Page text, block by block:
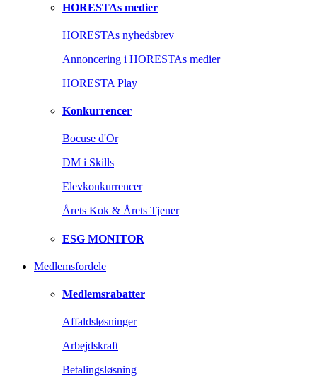
HORESTAs medier
HORESTAs nyhedsbrev
Annoncering i HORESTAs medier
HORESTA Play
Konkurrencer
Bocuse d'Or
DM i Skills
Elevkonkurrencer
Årets Kok & Årets Tjener
ESG MONITOR
Medlemsfordele
Medlemsrabatter
Affaldsløsninger
Arbejdskraft
Betalingsløsning